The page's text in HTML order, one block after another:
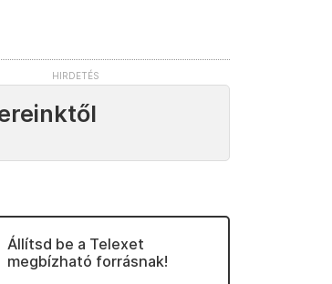
Állítsd be a Telexet
megbízható forrásnak!